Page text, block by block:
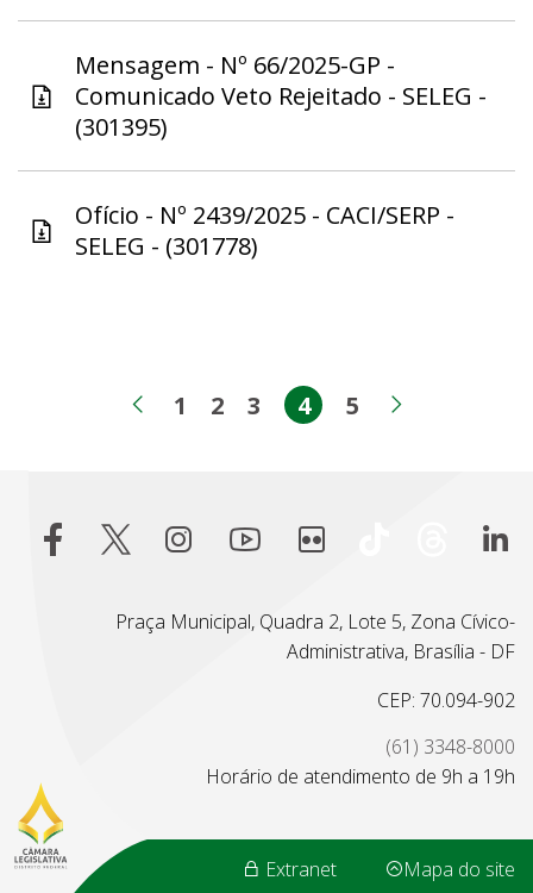
Mensagem - Nº 66/2025-GP -
Comunicado Veto Rejeitado - SELEG -
(301395)
Ofício - Nº 2439/2025 - CACI/SERP -
SELEG - (301778)
Página anterior
Página
1 Página
2 Página
3 Página
4 Página
5
Praça Municipal, Quadra 2, Lote 5, Zona Cívico-
Administrativa, Brasília - DF
CEP: 70.094-902
(61) 3348-8000
Horário de atendimento de 9h a 19h
Extranet Mapa do site